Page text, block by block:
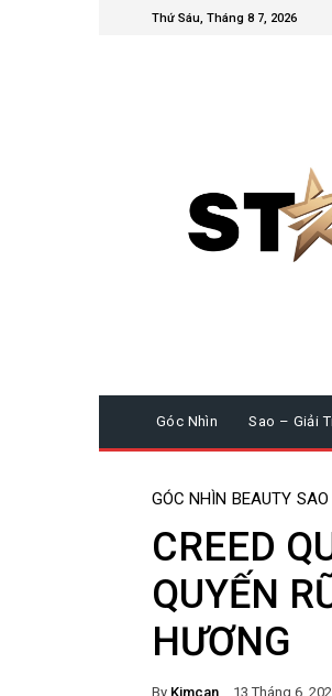
Thứ Sáu, Tháng 8 7, 2026
Góc Nhìn Sao – Giải
GÓC NHÌN BEAUTY
CREED
QUYẾN
HƯƠNG
By Kimcan 13 Tháng 6,